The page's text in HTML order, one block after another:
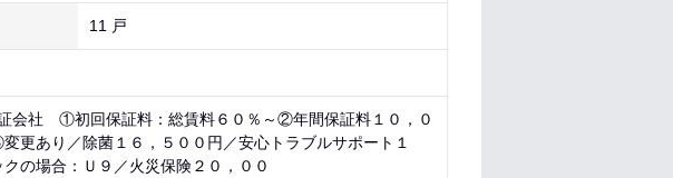
11 戸
会社 ①初回保証料：総賃料６０％～②年間保証料１０，０
あり／除菌１６，５００円／安心トラブルサポート１
の場合：Ｕ９／火災保険２０，００